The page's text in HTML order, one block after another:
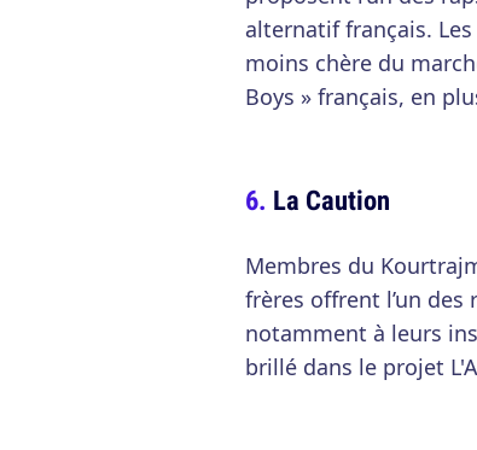
alternatif français.
moins chère du
Boys » français, en
La Caution
Membres du
frères offrent l’un
notamment à leurs
brillé dans le projet